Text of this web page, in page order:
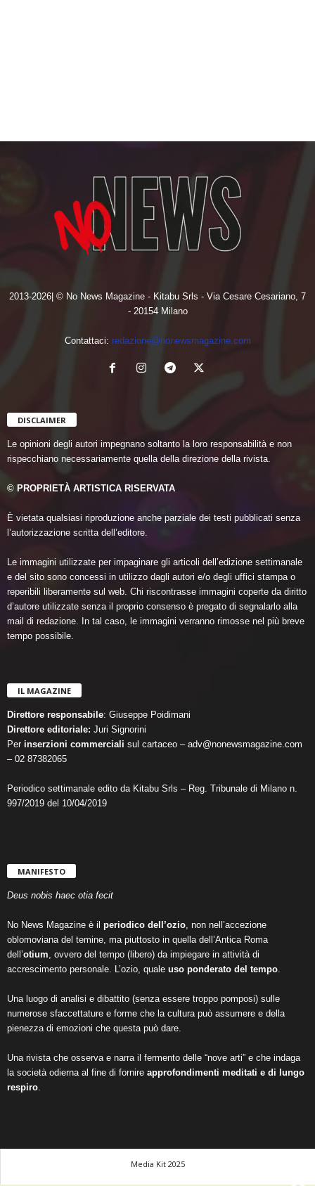
2013-2026| © No News Magazine - Kitabu Srls - Via Cesare Cesariano, 7
- 20154 Milano
Contattaci: redazione@nonewsmagazine.com
DISCLAIMER
Le opinioni degli autori impegnano soltanto la loro responsabilità e non
rispecchiano necessariamente quella della direzione della rivista.
© PROPRIETÀ ARTISTICA RISERVATA
È vietata qualsiasi riproduzione anche parziale dei testi pubblicati senza
l’autorizzazione scritta dell’editore.
Le immagini utilizzate per impaginare gli articoli dell’edizione settimanale
e del sito sono concessi in utilizzo dagli autori e/o degli uffici stampa o
reperibili liberamente sul web. Chi riscontrasse immagini coperte da diritto
d’autore utilizzate senza il proprio consenso è pregato di segnalarlo alla
mail di redazione. In tal caso, le immagini verranno rimosse nel più breve
tempo possibile.
IL MAGAZINE
Direttore responsabile: Giuseppe Poidimani
Direttore editoriale: Juri Signorini
Per inserzioni commerciali sul cartaceo – adv@nonewsmagazine.com
– 02 87382065
Periodico settimanale edito da Kitabu Srls – Reg. Tribunale di Milano n.
997/2019 del 10/04/2019
MANIFESTO
Deus nobis haec otia fecit
No News Magazine è il periodico dell’ozio, non nell’accezione
oblomoviana del temine, ma piuttosto in quella dell’Antica Roma
dell’otium, ovvero del tempo (libero) da impiegare in attività di
accrescimento personale. L’ozio, quale uso ponderato del tempo.
Una luogo di analisi e dibattito (senza essere troppo pomposi) sulle
numerose sfaccettature e forme che la cultura può assumere e della
pienezza di emozioni che questa può dare.
Una rivista che osserva e narra il fermento delle “nove arti” e che indaga
la società odierna al fine di fornire approfondimenti meditati e di lungo
respiro.
Media Kit 2025